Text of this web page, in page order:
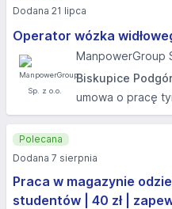
Operator wózka
ManpowerGroup
Biskupice
umowa o pracę
Dodana 21 lipca
Praca w magazynie
studentów | 40 zł |
Polecana
Dodana 7 sierpnia